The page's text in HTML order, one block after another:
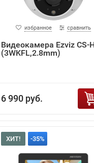
избранное сравнить
Видеокамера Ezviz CS-
(3WKFL,2.8mm)
6 990 руб.
ХИТ! -35%